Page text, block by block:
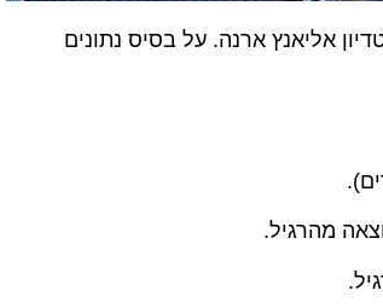
ב-31 במאי באצטדיון אליאנץ ארנה. על בסיס נתונים
מהרגיל.